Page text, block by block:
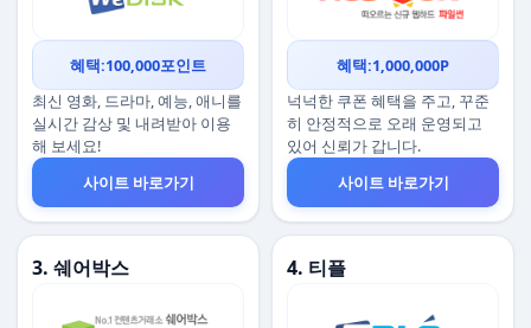
혜택:100,000포인트
최신 영화, 드라마, 예능, 애니를
실시간 감상 및 내려받아 이용
해 보세요!
사이트 바로가기
혜택:1,000,000P
넉넉한 쿠폰 혜택을 주고, 꾸준
히 안정적으로 오래 운영되고
있어 신뢰가 갑니다.
사이트 바로가기
3. 쉐어박스 4. 티플